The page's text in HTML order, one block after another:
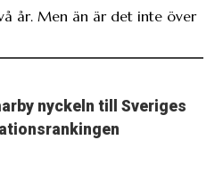
år. Men än är det inte över
nyckeln till Sveriges